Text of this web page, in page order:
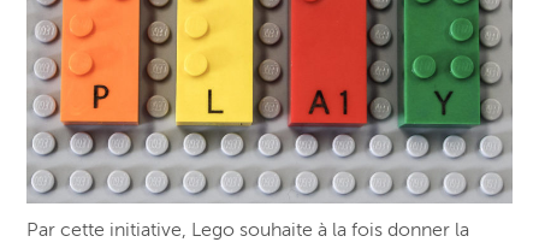
Par cette initiative, Lego souhaite à la fois donner la